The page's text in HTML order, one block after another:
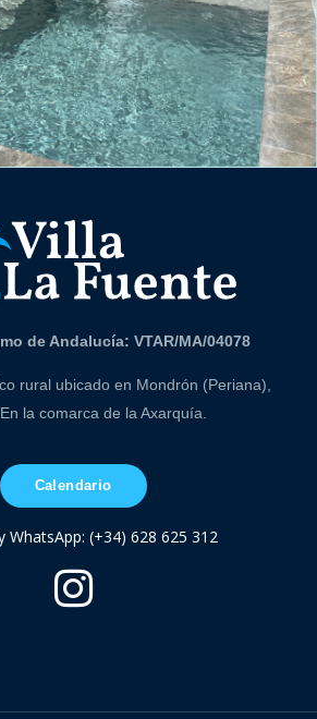
de Andalucía: VTAR/MA/04078
rural ubicado en Mondrón (Periana),
la comarca de la Axarquía.
Calendario
WhatsApp: (+34) 628 625 312